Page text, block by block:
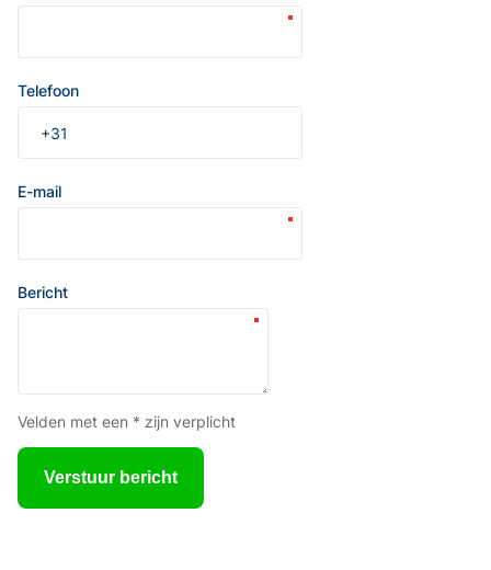
Telefoon
E-mail
Bericht
Velden met een * zijn verplicht
Verstuur bericht